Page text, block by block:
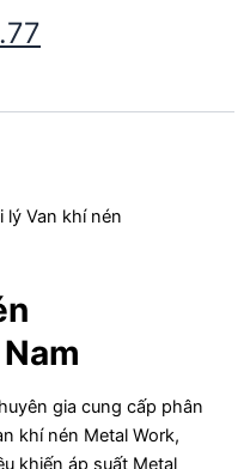
lý Van khí nén
gia cung cấp phân
khí nén Metal Work,
khiến áp suất Metal